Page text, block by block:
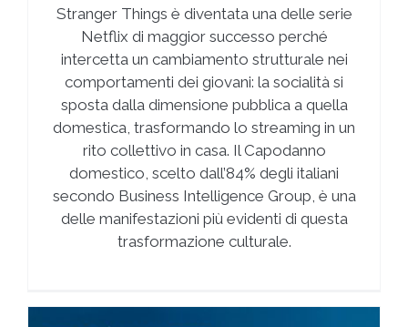
Stranger Things è diventata una delle serie
Netflix di maggior successo perché
intercetta un cambiamento strutturale nei
comportamenti dei giovani: la socialità si
sposta dalla dimensione pubblica a quella
domestica, trasformando lo streaming in un
rito collettivo in casa. Il Capodanno
domestico, scelto dall’84% degli italiani
secondo Business Intelligence Group, è una
delle manifestazioni più evidenti di questa
trasformazione culturale.